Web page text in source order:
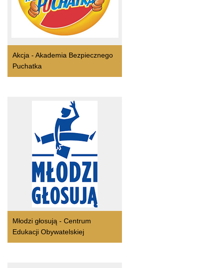
Akcja - Akademia Bezpiecznego
Puchatka
Młodzi głosują - Centrum
Edukacji Obywatelskiej